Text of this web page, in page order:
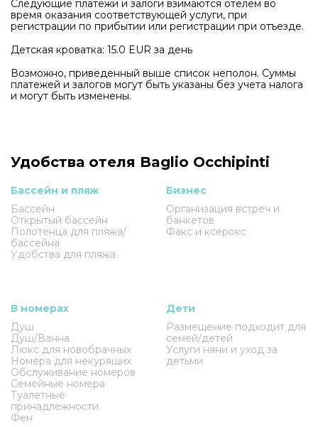
Следующие платежи и залоги взимаются отелем во
время оказания соответствующей услуги, при
регистрации по прибытии или регистрации при отъезде.
Детская кроватка: 15.0 EUR за день
Возможно, приведенный выше список неполон. Суммы
платежей и залогов могут быть указаны без учета налога
и могут быть изменены.
Удобства отеля Baglio Occhipinti
Бассейн и пляж
Бассейн
Открытый бассейн
Полотенца для пляжа/
бассейна
Удобства для пляжа
Бизнес
Организация встреч и
банкетов
Факс и ксерокс
В номерах
Душ
Душ/Ванна
Люкс для новобрачных
Номера для некурящих
Обслуживание номеров
Семейные номера
Туалетные
принадлежности
Фен
Дети
Размещение подходит для
семей/детей
Услуги няни и уход за
детьми